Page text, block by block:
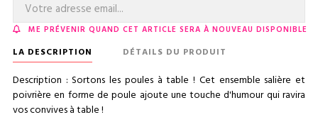
ME PRÉVENIR QUAND CET ARTICLE SERA À NOUVEAU DISPONIBLE
LA DESCRIPTION DÉTAILS DU PRODUIT
Description : Sortons les poules à table ! Cet ensemble salière et
poivrière en forme de poule ajoute une touche d'humour qui ravira
vos convives à table !